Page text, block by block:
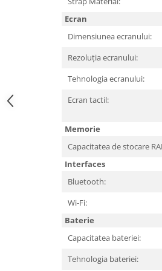
Servere & Componente
Retelistica & Supraveghere
Multifunctionale
Imprimante 3D
Ecran
Dimensiunea ecranului:
Rezoluția ecranului:
Tehnologia ecranului:
Ecran tactil:
Memorie
Capacitatea de stocare
Interfaces
Bluetooth:
Wi-Fi:
Baterie
Capacitatea bateriei:
Tehnologia bateriei: